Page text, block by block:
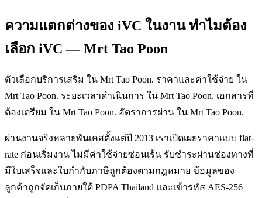
ความแตกต่างของ iVC ในงาน ทำไมต้อง
เลือก iVC — Mrt Tao Poon
ตัวเลือกบริการเสริม ใน Mrt Tao Poon. ราคาและค่าใช้จ่าย ใน
Mrt Tao Poon. ระยะเวลาดำเนินการ ใน Mrt Tao Poon. เอกสารที่
ต้องเตรียม ใน Mrt Tao Poon. อัตราการผ่าน ใน Mrt Tao Poon.
ผ่านงานจริงหลายพันเคสตั้งแต่ปี 2013 เราเปิดเผยราคาแบบ flat-
rate ก่อนเริ่มงาน ไม่มีค่าใช้จ่ายซ่อนเร้น รับชำระผ่านช่องทางที่
มีใบเสร็จและใบกำกับภาษีถูกต้องตามกฎหมาย ข้อมูลของ
ลูกค้าถูกจัดเก็บภายใต้ PDPA Thailand และเข้ารหัส AES-256